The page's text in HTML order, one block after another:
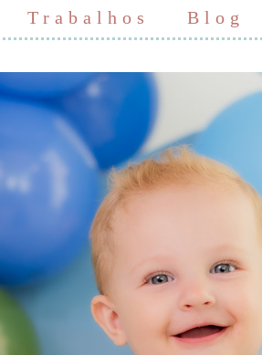
Trabalhos Blog